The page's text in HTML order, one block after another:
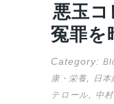
悪玉
冤罪を
Category:
康・栄養
日本
テロール
中